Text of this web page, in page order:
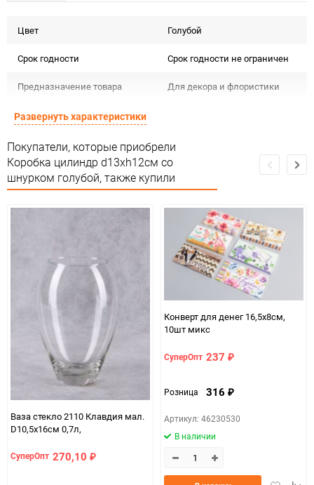
Цвет Голубой
Срок годности Срок годности не ограничен
Предназначение товара Для декора и флористики
Сертификация
Особые условия Особых условий не требует
Минимальное количество 1
Единица измерения шт
Развернуть характеристики
Покупатели, которые приобрели
Коробка цилиндр d13хh12см со
шнурком голубой, также купили
Ваза стекло 2110 Клавдия мал.
D10,5x16см 0,7л,
СуперОпт 270,10 ₽
Конверт для денег 16,5x8см,
10шт микс
СуперОпт 237 ₽
Розница 316 ₽
Артикул: 46230530
В наличии